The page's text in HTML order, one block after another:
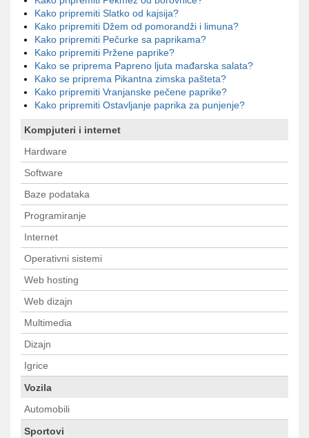
Kako pripremiti Slatko od kajsija?
Kako pripremiti Džem od pomorandži i limuna?
Kako pripremiti Pečurke sa paprikama?
Kako pripremiti Pržene paprike?
Kako se priprema Papreno ljuta mađarska salata?
Kako se priprema Pikantna zimska pašteta?
Kako pripremiti Vranjanske pečene paprike?
Kako pripremiti Ostavljanje paprika za punjenje?
Kompjuteri i internet
Hardware
Software
Baze podataka
Programiranje
Internet
Operativni sistemi
Web hosting
Web dizajn
Multimedia
Dizajn
Igrice
Vozila
Automobili
Sportovi